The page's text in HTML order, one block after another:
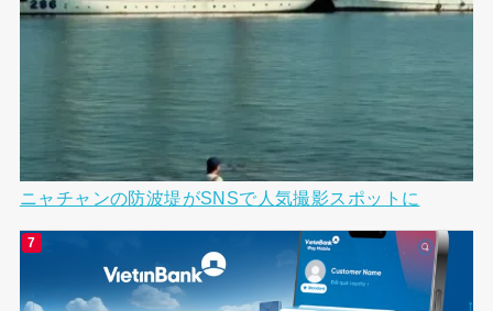
ニャチャンの防波堤がSNSで人気撮影スポットに